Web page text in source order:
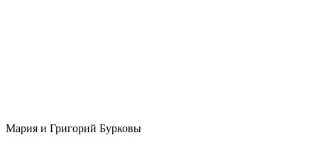
Мария и Григорий Бурковы